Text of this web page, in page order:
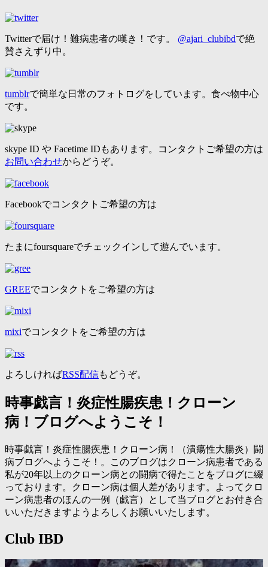
Twitterで届け！難病患者の嘆き！です。 @ajari_clubibdで絶
賛さえずり中。
tumblrで簡単な日常のフォトログをしています。食べ物中心
です。
skype ID や Facetime IDもあります。コンタクトご希望の方は
お問い合わせからどうぞ。
Facebookでコンタクトご希望の方は
たまにfoursquareでチェックインして遊んでいます。
GREEでコンタクトをご希望の方は
mixiでコンタクトをご希望の方は
よろしければRSS配信もどうぞ。
時事戯言！炎症性腸疾患！クローン
病！ブログへようこそ！
時事戯言！炎症性腸疾患！クローン病！（潰瘍性大腸炎）闘
病ブログへようこそ！。このブログはクローン病患者である
私が20年以上のクローン病との闘病で得たことをブログに綴
っております。クローン病は個人差があります。よってクロ
ーン病患者のほんの一例（戯言）として当ブログとお付き合
いいただきますようよろしくお願いいたします。
Club IBD